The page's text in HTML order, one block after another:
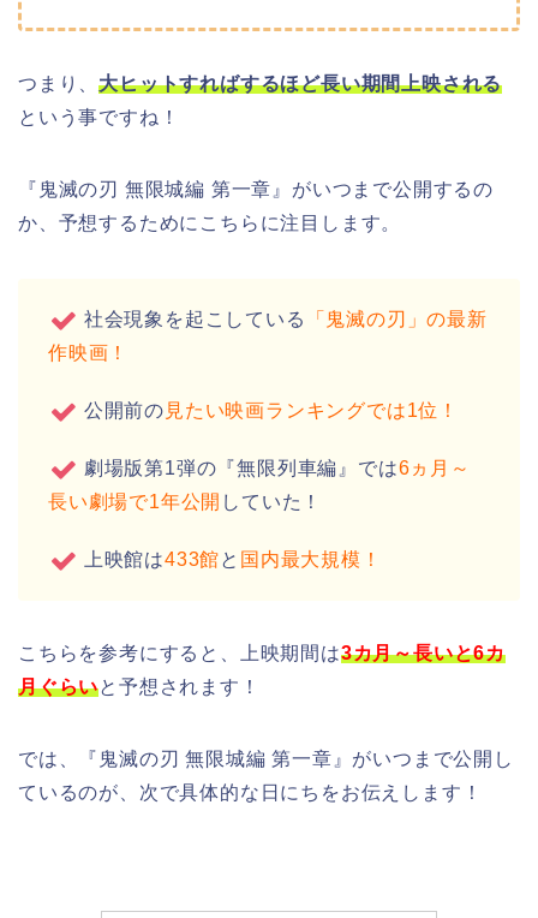
つまり、大ヒットすればするほど長い期間上映される
という事ですね！
『鬼滅の刃 無限城編 第一章』がいつまで公開するの
か、予想するためにこちらに注目します。
社会現象を起こしている
「鬼滅の刃」の最新
作映画！
公開前の 見たい映画ランキングでは1位！
劇場版第1弾の『無限列車編』では6ヵ月～
長い劇場で1年公開 していた！
上映館は433館と 国内最大規模！
こちらを参考にすると、上映期間は3カ月～長いと6カ
月ぐらいと予想されます！
では、『鬼滅の刃 無限城編 第一章』がいつまで公開し
ているのが、次で具体的な日にちをお伝えします！